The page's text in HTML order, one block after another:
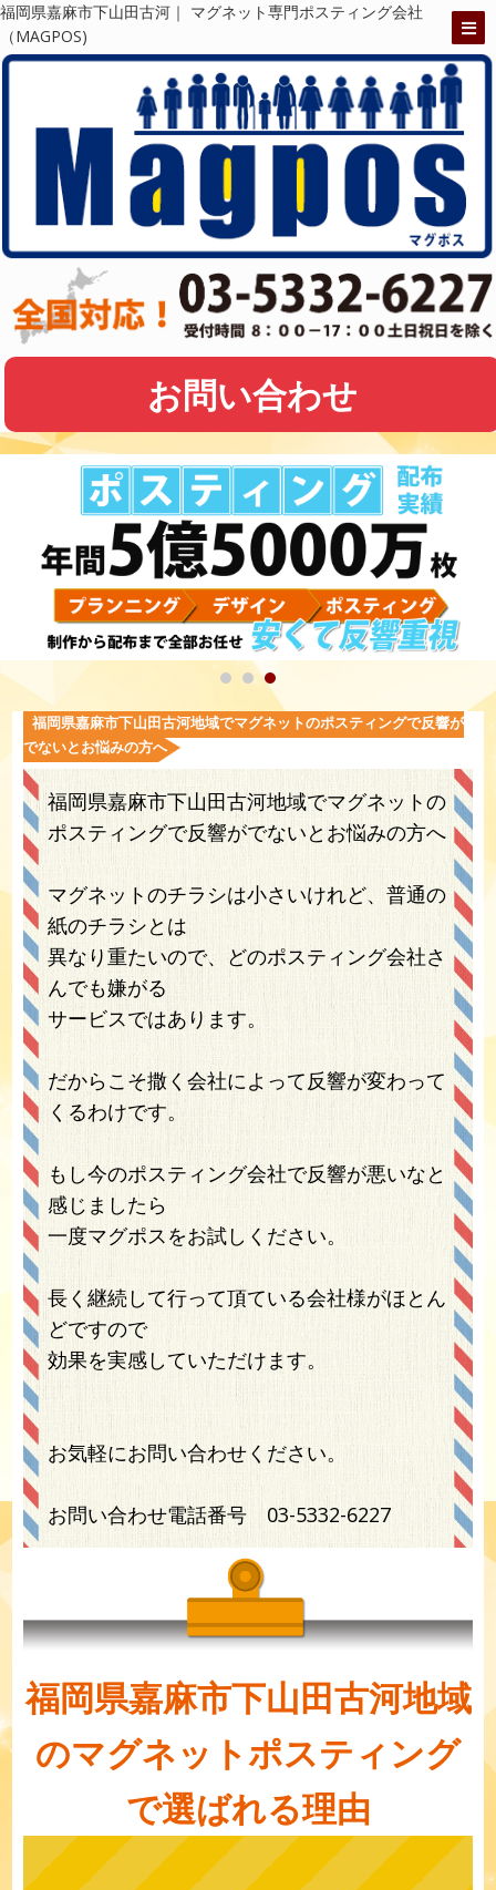
福岡県嘉麻市下山田古河｜ マグネット専門ポスティング会社
（MAGPOS)
お問い合わせ
福岡県嘉麻市下山田古河地域でマグネットのポスティングで反響が
でないとお悩みの方へ
福岡県嘉麻市下山田古河地域でマグネットの
ポスティングで反響がでないとお悩みの方へ
マグネットのチラシは小さいけれど、普通の
紙のチラシとは
異なり重たいので、どのポスティング会社さ
んでも嫌がる
サービスではあります。
だからこそ撒く会社によって反響が変わって
くるわけです。
もし今のポスティング会社で反響が悪いなと
感じましたら
一度マグポスをお試しください。
長く継続して行って頂ている会社様がほとん
どですので
効果を実感していただけます。
お気軽にお問い合わせください。
お問い合わせ電話番号 03-5332-6227
福岡県嘉麻市下山田古河地域
のマグネットポスティング
で選ばれる理由